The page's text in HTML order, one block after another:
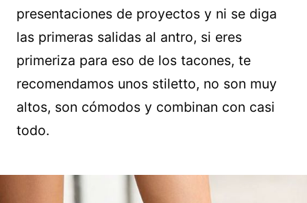
presentaciones de proyectos y ni se diga
las primeras salidas al antro, si eres
primeriza para eso de los tacones, te
recomendamos unos stiletto, no son muy
altos, son cómodos y combinan con casi
todo.